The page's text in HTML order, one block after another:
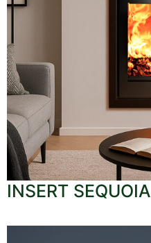
INSERT SEQUOIA